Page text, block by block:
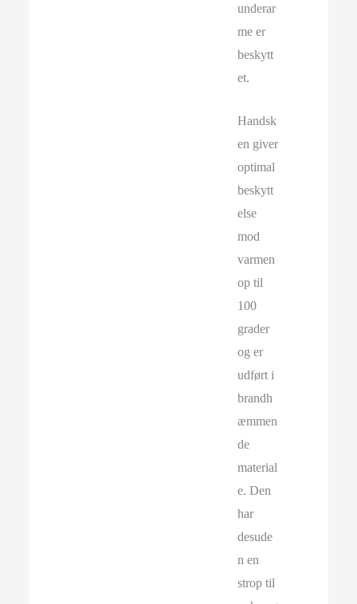
underar
me er
beskytt
et.
Handsk
en giver
optimal
beskytt
else
mod
varmen
op til
100
grader
og er
udført i
brandh
æmmen
de
material
e. Den
har
desude
n en
strop til